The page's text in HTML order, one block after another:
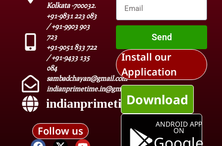
Kolkata -700032.
+91-9831 223 083
/ +91-9903 903
723
+91-9051 833 722
/ +91-9433 135
084
sambadchayan@gmail.com
indianprimetime.in@gmail.com
indianprimetime.in
Follow us
Send
Install our
Application
Download
ANDROID APP
ON